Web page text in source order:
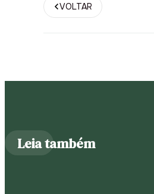
VOLTAR
Leia também